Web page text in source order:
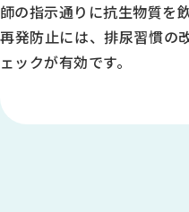
9:00～12:30
師の指示通りに抗生物質を
再発防止には、排尿習慣の
ェックが有効です。